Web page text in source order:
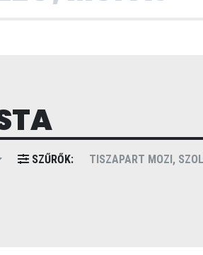
SZŰRŐK: TISZAPART MOZI,